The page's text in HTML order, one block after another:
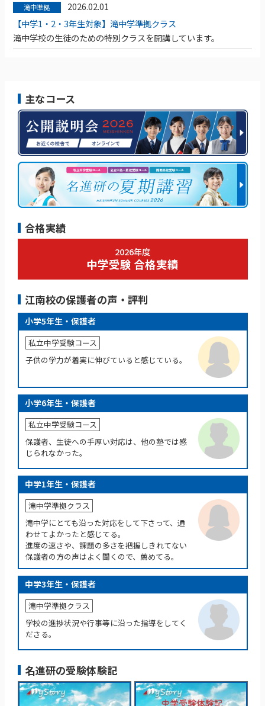
滝中準拠
2026.02.01
【中学1・2・3年生対象】滝中学準拠クラス
滝中学校の生徒のための特別クラスを開講しています。
主なコース
合格実績
2026年度
中学受験 合格実績
江南校の保護者の声・評判
小学5年生・保護者
私立中学受験コース
子供の学力が着実に伸びていると感じている。
小学6年生・保護者
私立中学受験コース
保護者、生徒への手厚い対応は、他の塾では感
じられなかった。
中学1年生・保護者
滝中学準拠クラス
滝中学にとても沿った対応をして下さって、通
わせてよかったと感じてる。
進度の速さや、課題の多さを把握しきれてない
保護者の方の声はよく聞くので、薦めてる。
中学3年生・保護者
滝中学準拠クラス
学校の進捗状況や行事等に沿った指導をしてく
ださる。
名進研の受験体験記